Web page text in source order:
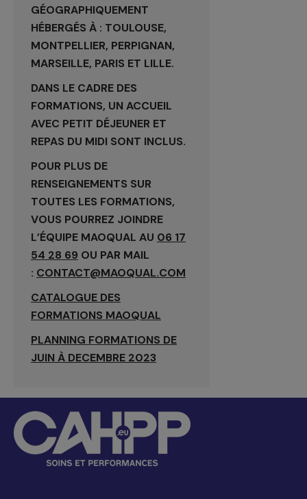
GÉOGRAPHIQUEMENT
HÉBERGÉS À : TOULOUSE,
MONTPELLIER, PERPIGNAN,
MARSEILLE, PARIS ET LILLE.
DANS LE CADRE DES
FORMATIONS, UN ACCUEIL
AVEC PETIT DÉJEUNER ET
REPAS DU MIDI SONT INCLUS.
POUR PLUS DE
RENSEIGNEMENTS SUR
TOUTES LES FORMATIONS,
VOUS POURREZ JOINDRE
L’ÉQUIPE MAOQUAL AU 06 17
54 28 69 OU PAR MAIL
: CONTACT@MAOQUAL.COM
CATALOGUE DES
FORMATIONS MAOQUAL
PLANNING FORMATIONS DE
JUIN À DECEMBRE 2023